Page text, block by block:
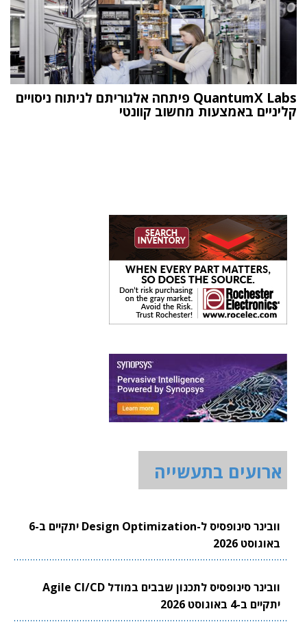
QuantumX Labs פיתחה אלגוריתם לניתוח ניסויים
קליניים באמצעות מחשוב קוונטי
ארועים בתעשייה
וובינר סינופסיס ל-Design Optimization יתקיים ב-6
באוגוסט 2026
וובינר סינופסיס לתכנון שבבים במודל Agile CI/CD
יתקיים ב-4 באוגוסט 2026